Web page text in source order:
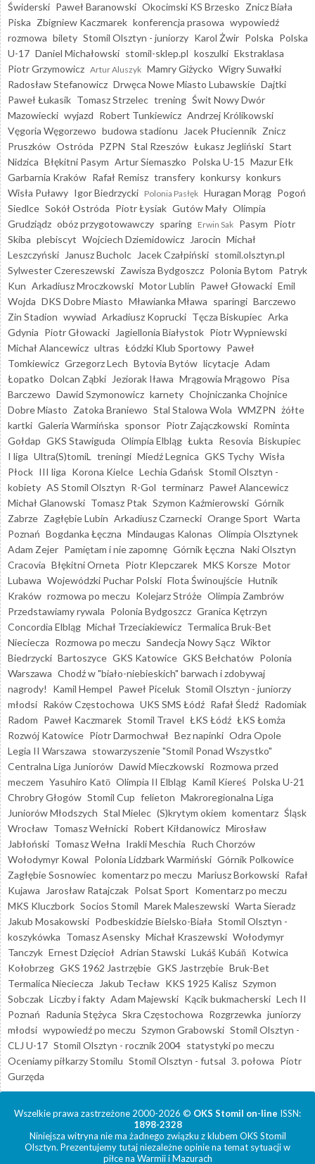
Świderski Paweł Baranowski Okocimski KS Brzesko Znicz Biała
Piska Zbigniew Kaczmarek konferencja prasowa wypowiedź
rozmowa bilety Stomil Olsztyn - juniorzy Karol Żwir Polska Polska
U-17 Daniel Michałowski stomil-sklep.pl koszulki Ekstraklasa
Piotr Grzymowicz Artur Aluszyk Mamry Giżycko Wigry Suwałki
Radosław Stefanowicz Drwęca Nowe Miasto Lubawskie Dajtki
Paweł Łukasik Tomasz Strzelec trening Świt Nowy Dwór
Mazowiecki wyjazd Robert Tunkiewicz Andrzej Królikowski
Vęgoria Węgorzewo budowa stadionu Jacek Płuciennik Znicz
Pruszków Ostróda PZPN Stal Rzeszów Łukasz Jegliński Start
Nidzica Błękitni Pasym Artur Siemaszko Polska U-15 Mazur Ełk
Garbarnia Kraków Rafał Remisz transfery konkursy konkurs
Wisła Puławy Igor Biedrzycki Polonia Pasłęk Huragan Morąg Pogoń
Siedlce Sokół Ostróda Piotr Łysiak Gutów Mały Olimpia
Grudziądz obóz przygotowawczy sparing Erwin Sak Pasym Piotr
Skiba plebiscyt Wojciech Dziemidowicz Jarocin Michał
Leszczyński
Janusz Bucholc Jacek Czałpiński stomil.olsztyn.pl
Sylwester Czereszewski Zawisza Bydgoszcz Polonia Bytom Patryk
Kun Arkadiusz Mroczkowski Motor Lublin Paweł Głowacki Emil
Wojda DKS Dobre Miasto Mławianka Mława sparingi Barczewo
Zin Stadion wywiad Arkadiusz Koprucki Tęcza Biskupiec Arka
Gdynia Piotr Głowacki Jagiellonia Białystok Piotr Wypniewski
Michał Alancewicz ultras Łódzki Klub Sportowy Paweł
Tomkiewicz Grzegorz Lech Bytovia Bytów licytacje Adam
Łopatko Dolcan Ząbki Jeziorak Iława Mrągowia Mrągowo Pisa
Barczewo Dawid Szymonowicz karnety Chojniczanka Chojnice
Dobre Miasto Zatoka Braniewo Stal Stalowa Wola WMZPN żółte
kartki Galeria Warmińska sponsor Piotr Zajączkowski Rominta
Gołdap GKS Stawiguda Olimpia Elbląg Łukta Resovia Biskupiec
I liga Ultra(S)tomiL treningi Miedź Legnica GKS Tychy Wisła
Płock III liga Korona Kielce Lechia Gdańsk Stomil Olsztyn -
kobiety AS Stomil Olsztyn R-Gol terminarz Paweł Alancewicz
Michał Glanowski Tomasz Ptak Szymon Kaźmierowski Górnik
Zabrze Zagłębie Lubin Arkadiusz Czarnecki Orange Sport Warta
Poznań Bogdanka Łęczna Mindaugas Kalonas Olimpia Olsztynek
Adam Zejer Pamiętam i nie zapomnę Górnik Łęczna Naki Olsztyn
Cracovia Błękitni Orneta Piotr Klepczarek MKS Korsze Motor
Lubawa Wojewódzki Puchar Polski Flota Świnoujście Hutnik
Kraków rozmowa po meczu Kolejarz Stróże Olimpia Zambrów
Przedstawiamy rywala Polonia Bydgoszcz Granica Kętrzyn
Concordia Elbląg Michał Trzeciakiewicz Termalica Bruk-Bet
Nieciecza Rozmowa po meczu Sandecja Nowy Sącz Wiktor
Biedrzycki Bartoszyce GKS Katowice GKS Bełchatów Polonia
Warszawa Chodź w "biało-niebieskich" barwach i zdobywaj
nagrody!
Kamil Hempel Paweł Piceluk Stomil Olsztyn - juniorzy
młodsi Raków Częstochowa UKS SMS Łódź Rafał Śledź Radomiak
Radom Paweł Kaczmarek Stomil Travel ŁKS Łódź ŁKS Łomża
Rozwój Katowice Piotr Darmochwał Bez napinki Odra Opole
Legia II Warszawa stowarzyszenie "Stomil Ponad Wszystko"
Centralna Liga Juniorów Dawid Mieczkowski Rozmowa przed
meczem Yasuhiro Katō Olimpia II Elbląg Kamil Kiereś Polska U-21
Chrobry Głogów Stomil Cup felieton Makroregionalna Liga
Juniorów Młodszych Stal Mielec (S)krytym okiem komentarz Śląsk
Wrocław Tomasz Wełnicki Robert Kiłdanowicz Mirosław
Jabłoński Tomasz Wełna Irakli Meschia Ruch Chorzów
Wołodymyr Kowal Polonia Lidzbark Warmiński Górnik Polkowice
Zagłębie Sosnowiec komentarz po meczu Mariusz Borkowski Rafał
Kujawa
Jarosław Ratajczak Polsat Sport Komentarz po meczu
MKS Kluczbork Socios Stomil Marek Maleszewski Warta Sieradz
Jakub Mosakowski Podbeskidzie Bielsko-Biała Stomil Olsztyn -
koszykówka Tomasz Asensky Michał Kraszewski Wołodymyr
Tanczyk Ernest Dzięcioł Adrian Stawski Lukáš Kubáň Kotwica
Kołobrzeg GKS 1962 Jastrzębie GKS Jastrzębie Bruk-Bet
Termalica Nieciecza
Jakub Tecław KKS 1925 Kalisz Szymon
Sobczak Liczby i fakty Adam Majewski Kącik bukmacherski Lech II
Poznań Radunia Stężyca Skra Częstochowa Rozgrzewka juniorzy
młodsi wypowiedź po meczu Szymon Grabowski Stomil Olsztyn -
CLJ U-17 Stomil Olsztyn - rocznik 2004 statystyki po meczu
Oceniamy piłkarzy Stomilu Stomil Olsztyn - futsal 3. połowa Piotr
Gurzęda
Wszelkie prawa zastrzeżone 2000-2026 © OKS Stomil on-line ISSN:
1898-2328
Niniejsza witryna nie ma żadnego związku z klubem OKS Stomil
Olsztyn. Prezentujemy tutaj niezależne opinie na temat sytuacji w
piłce na Warmii i Mazurach